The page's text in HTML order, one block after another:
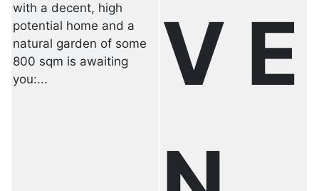
with a decent, high
potential home and a
natural garden of some
800 sqm is awaiting
you:...
V E